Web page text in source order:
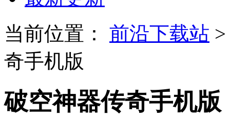
当前位置：
前沿下载站
奇手机版
破空神器传奇手机版